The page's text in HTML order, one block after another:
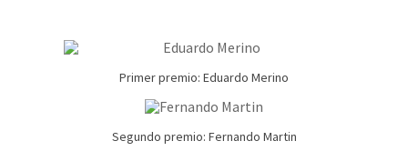
Primer premio: Eduardo Merino
Segundo premio: Fernando Martin